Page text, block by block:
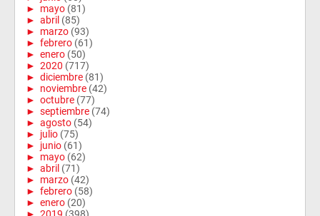
► mayo (81)
► abril (85)
► marzo (93)
► febrero (61)
► enero (50)
► 2020 (717)
► diciembre (81)
► noviembre (42)
► octubre (77)
► septiembre (74)
► agosto (54)
► julio (75)
► junio (61)
► mayo (62)
► abril (71)
► marzo (42)
► febrero (58)
► enero (20)